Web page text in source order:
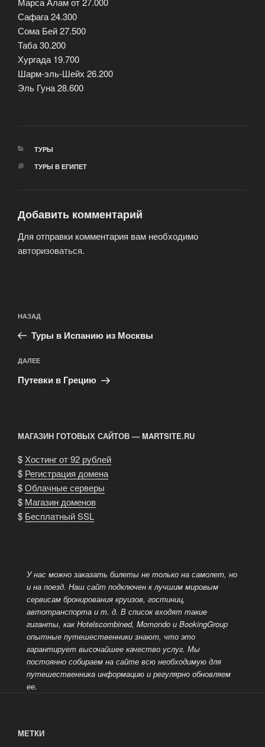
Сафага 24.300
Сома Бей 27.500
Таба 30.200
Хургада 19.700
Шарм-эль-Шейх 26.200
Эль Гуна 28.600
РУБРИКИ
ТУРЫ
МЕТКИ
ТУРЫ В ЕГИПЕТ
Добавить комментарий
Для отправки комментария вам необходимо
авторизоваться.
по
записям
Предыдущая
запись:
НАЗАД
Туры в Испанию из Москвы
Следующая
запись
ДАЛЕЕ
Путевки в Грецию
МАГАЗИН ГОТОВЫХ САЙТОВ — MARTSITE.RU
$ Хостинг от 92 рублей
$ Регистрация домена
$Облачные серверы
$ Магазин доменов
$ Бесплатный SSL
У нас можно заказать билеты не только на самолет, но
и на поезд. Наш сайт подключен к лучшим мировым
сервисам бронирования круизов, гостиниц,
автотранспорта и т. д. В список входят такие
гиганты, как Hotelscombined, Momondo и BookingGroup
опытные путешественники знают, что это
гарантирует высочайшее качество услуг. Мы
постоянно собираем на сайте всю необходимую для
путешественника информацию и регулярно обновляем
ее.
МЕТКИ